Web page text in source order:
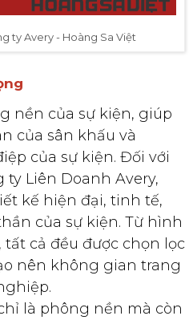
ty Avery - Hoàng Sa Việt
nền của sự kiện, giúp
của sân khấu và
của sự kiện. Đối với
ty Liên Doanh Avery,
kế hiện đại, tinh tế,
của sự kiện. Từ hình
tất cả đều được chọn lọc
nên không gian trang
là phông nền mà còn